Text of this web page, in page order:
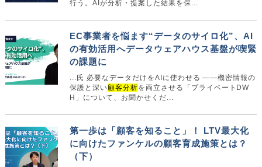
行う。AIが分析・提案した結果を保...
EC事業者を悩ます“データのサイロ化”、AI
の有効活用へデータウェアハウス基盤が喫緊
の課題に
...氏 必要なデータだけをAIに使わせる ――機密情報の
保護と深い顧客分析を両立させる「プライベートDW
H」について、お聞かせくだ...
第一歩は「顧客を知ること」！ LTV最大化
に向けたファンケルの顧客育成施策とは？
（下）